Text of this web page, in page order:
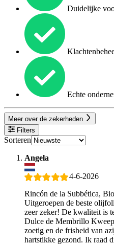
Duidelijke
Echte
Meer over de zekerheden
Filters
Sorteren
Angela
4-6-2026
Rincón de la Subbética,
Uitgeroepen de beste
zeer zeker! De kwaliteit is
Dulce de Membrillo
zoetig en de frisheid van
hartstikke gezond. Ik raad